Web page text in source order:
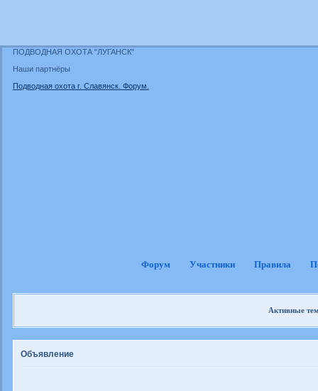
ПОДВОДНАЯ ОХОТА "ЛУГАНСК"
Наши партнёры
Подводная охота г. Славянск. Форум.
Форум Участники Правила
Активные
Объявление